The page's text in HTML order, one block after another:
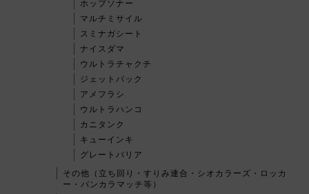
ホップソナー
マルチミサイル
スミナガシート
ナイスダマ
ウルトラチャクチ
ジェットパック
アメフラシ
ウルトラハンコ
カニタンク
キューインキ
グレートバリア
その他（立ち回り・すりみ連合・シオカラーズ・ロッカ
ー・バンカラマッチ等）